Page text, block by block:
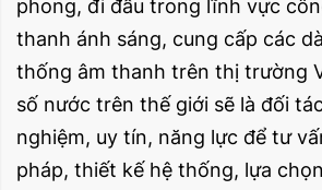
phong, đi đầu trong lĩnh vực
thanh ánh sáng, cung cấp các
thống âm thanh trên thị trường
số nước trên thế giới sẽ là đối
nghiệm, uy tín, năng lực để tư
pháp, thiết kế hệ thống, lựa